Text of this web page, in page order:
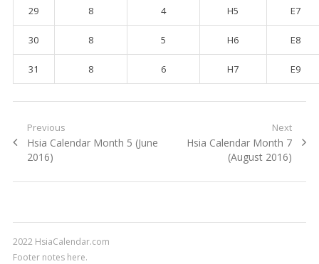
29 8 4 H5 E7
30 8 5 H6 E8
31 8 6 H7 E9
Post navigation
Previous
Previous post:
Hsia Calendar Month 5 (June
2016)
Next
Next post:
Hsia Calendar Month 7
(August 2016)
2022 HsiaCalendar.com
Footer notes here.